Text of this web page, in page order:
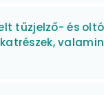
tűzjelző- és